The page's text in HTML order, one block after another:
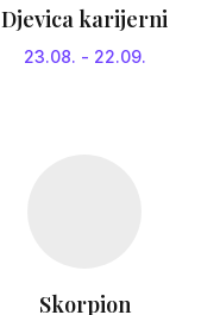
Djevica karijerni
23.08. - 22.09.
Skorpion